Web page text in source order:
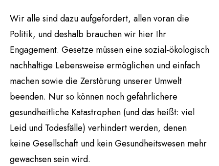
Wir alle sind dazu aufgefordert, allen voran die
Politik, und deshalb brauchen wir hier Ihr
Engagement. Gesetze müssen eine sozial-ökologisch
nachhaltige Lebensweise ermöglichen und einfach
machen sowie die Zerstörung unserer Umwelt
beenden. Nur so können noch gefährlichere
gesundheitliche Katastrophen (und das heißt: viel
Leid und Todesfälle) verhindert werden, denen
keine Gesellschaft und kein Gesundheitswesen mehr
gewachsen sein wird.